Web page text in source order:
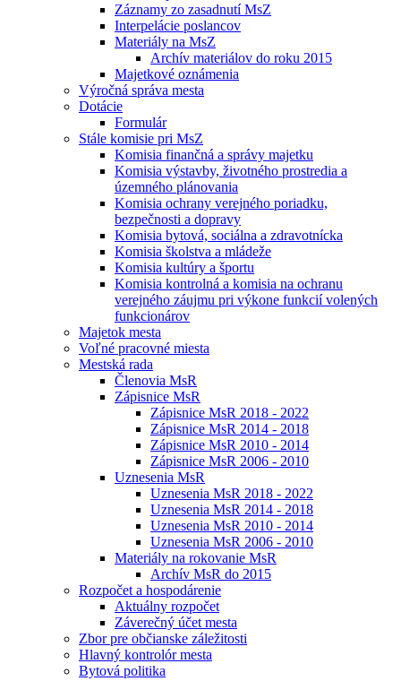
Záznamy zo zasadnutí MsZ
Interpelácie poslancov
Materiály na MsZ
Archív materiálov do roku 2015
Majetkové oznámenia
Výročná správa mesta
Dotácie
Formulár
Stále komisie pri MsZ
Komisia finančná a správy majetku
Komisia výstavby, životného prostredia a
územného plánovania
Komisia ochrany verejného poriadku,
bezpečnosti a dopravy
Komisia bytová, sociálna a zdravotnícka
Komisia školstva a mládeže
Komisia kultúry a športu
Komisia kontrolná a komisia na ochranu
verejného záujmu pri výkone funkcií volených
funkcionárov
Majetok mesta
Voľné pracovné miesta
Mestská rada
Členovia MsR
Zápisnice MsR
Zápisnice MsR 2018 - 2022
Zápisnice MsR 2014 - 2018
Zápisnice MsR 2010 - 2014
Zápisnice MsR 2006 - 2010
Uznesenia MsR
Uznesenia MsR 2018 - 2022
Uznesenia MsR 2014 - 2018
Uznesenia MsR 2010 - 2014
Uznesenia MsR 2006 - 2010
Materiály na rokovanie MsR
Archív MsR do 2015
Rozpočet a hospodárenie
Aktuálny rozpočet
Záverečný účet mesta
Zbor pre občianske záležitosti
Hlavný kontrolór mesta
Bytová politika